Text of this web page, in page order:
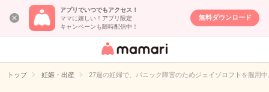
アプリでいつでもアクセス！
ママに嬉しい！アプリ限定
キャンペーンも随時配信中！
無料ダウンロード
女性専用匿名QA
イト
トップ 妊娠・出産 27週の妊婦で、パニック障害のためジェイゾロフトを服用